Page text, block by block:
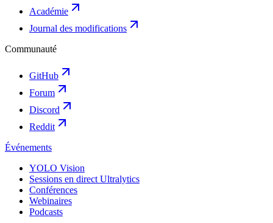
Académie
Journal des modifications
Communauté
GitHub
Forum
Discord
Reddit
Événements
YOLO Vision
Sessions en direct Ultralytics
Conférences
Webinaires
Podcasts